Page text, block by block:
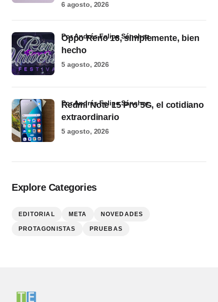
6 agosto, 2026
Oppo Reno 16, simplemente, bien
hecho
por Andrés Felipe Sánchez
5 agosto, 2026
Redmi Note 15 Pro 5G, el cotidiano
extraordinario
por Andrés Felipe Sánchez
5 agosto, 2026
Explore Categories
EDITORIAL META NOVEDADES
PROTAGONISTAS PRUEBAS